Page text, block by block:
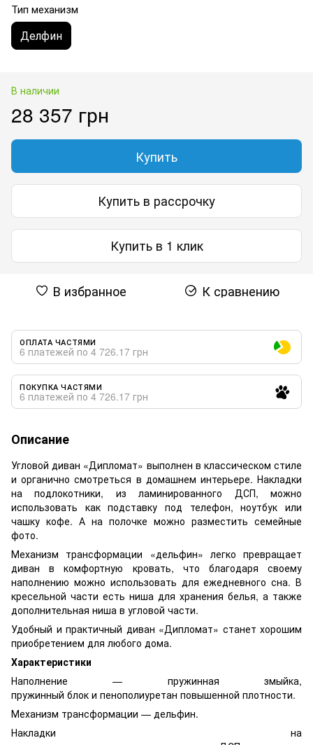
Тип механизм
Делфин
В наличии
28 357 грн
Купить
Купить в рассрочку
Купить в 1 клик
В избранное К сравнению
ОПЛАТА ЧАСТЯМИ
6 платежей по 4 726.17 грн
ПОКУПКА ЧАСТЯМИ
6 платежей по 4 726.17 грн
Описание
Угловой диван «Дипломат» выполнен в классическом стиле
и органично смотреться в домашнем интерьере. Накладки
на подлокотники, из ламинированного ДСП, можно
использовать как подставку под телефон, ноутбук или
чашку кофе. А на полочке можно разместить семейные
фото.
Механизм трансформации «дельфин» легко превращает
диван в комфортную кровать, что благодаря своему
наполнению можно использовать для ежедневного сна. В
кресельной части есть ниша для хранения белья, а также
дополнительная ниша в угловой части.
Удобный и практичный диван «Дипломат» станет хорошим
приобретением для любого дома.
Характеристики
Наполнение — пружинная змыйка,
пружинный блок и пенополиуретан повышенной плотности.
Механизм трансформации — дельфин.
Накладки на